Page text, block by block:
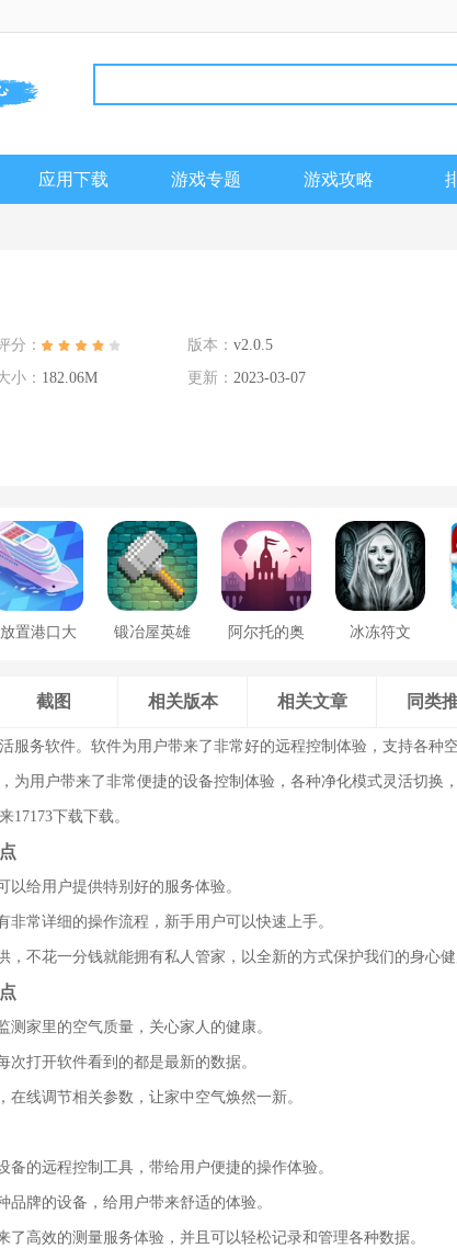
应用下载 游戏专题 游戏攻略
分： 版本： v2.0.5
小： 182.06M 更新： 2023-03-07
放置港口大 锻冶屋英雄 阿尔托的奥 冰冻符文
截图 相关版本 相关文章 同类
服务软件。软件为用户带来了非常好的远程控制体验，支持各种
为用户带来了非常便捷的设备控制体验，各种净化模式灵活切换
17173下载下载。
以给用户提供特别好的服务体验。
非常详细的操作流程，新手用户可以快速上手。
，不花一分钱就能拥有私人管家，以全新的方式保护我们的身心健
测家里的空气质量，关心家人的健康。
次打开软件看到的都是最新的数据。
在线调节相关参数，让家中空气焕然一新。
备的远程控制工具，带给用户便捷的操作体验。
品牌的设备，给用户带来舒适的体验。
了高效的测量服务体验，并且可以轻松记录和管理各种数据。